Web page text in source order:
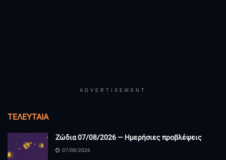
ADVERTISEMENT
ΤΕΛΕΥΤΑΊΑ
Ζώδια 07/08/2026 — Ημερήσιες προβλέψεις
07/08/2026